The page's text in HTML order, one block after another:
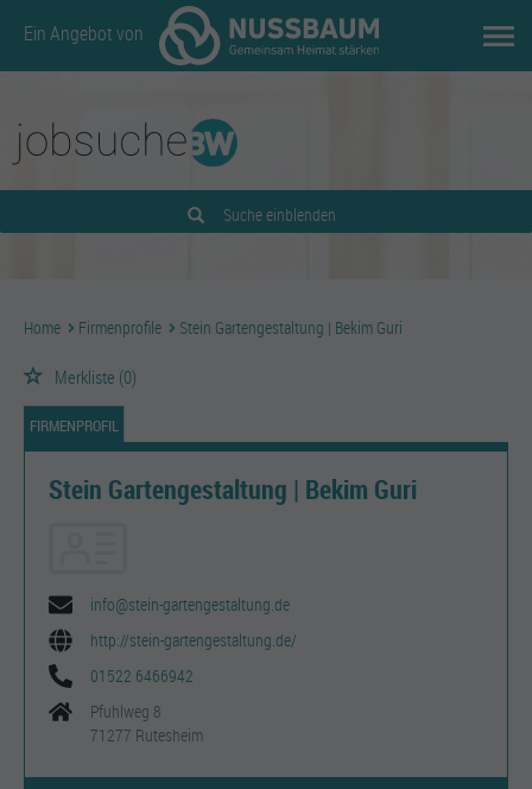
Ein Angebot von
Suche einblenden
Home Firmenprofile Stein Gartengestaltung | Bekim Guri
Merkliste (0)
FIRMENPROFIL
Stein Gartengestaltung | Bekim Guri
info@stein-gartengestaltung.de
http://stein-gartengestaltung.de/
01522 6466942
Pfuhlweg 8
71277 Rutesheim